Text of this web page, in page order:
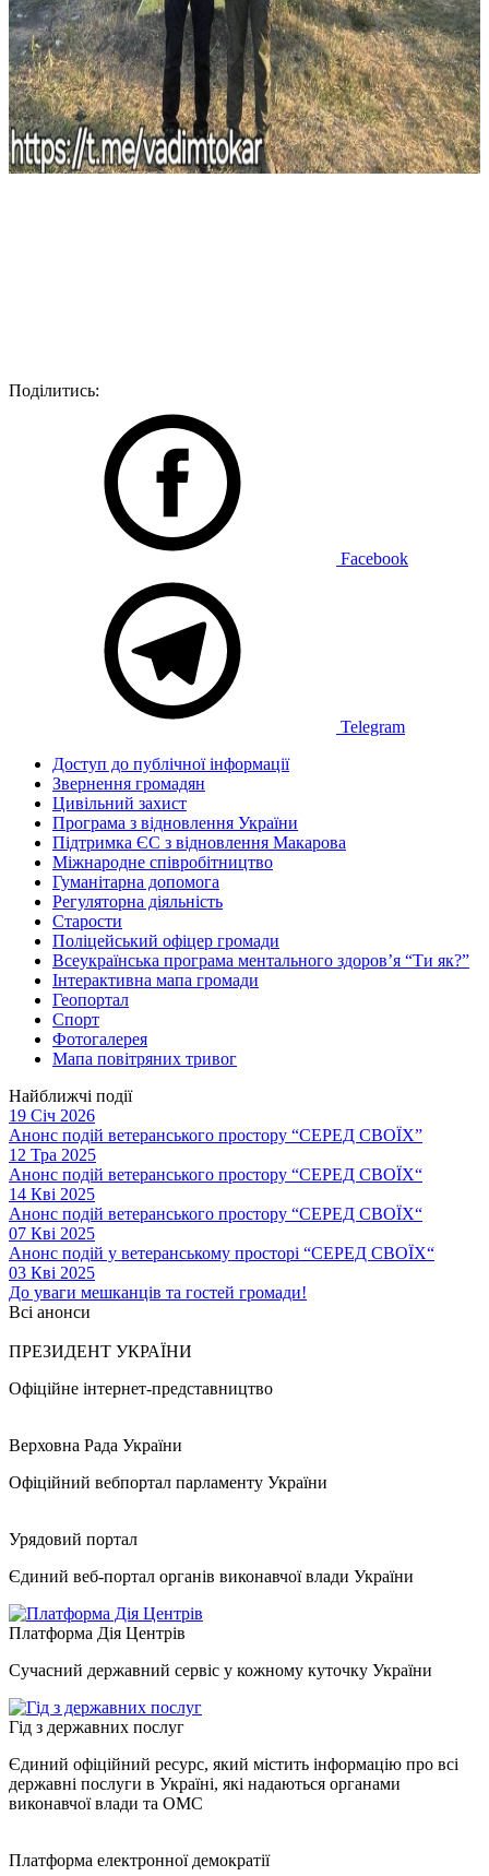
Поділитись:
Facebook
Telegram
Доступ до публічної інформації
Звернення громадян
Цивільний захист
Програма з відновлення України
Підтримка ЄС з відновлення Макарова
Міжнародне співробітництво
Гуманітарна допомога
Регуляторна діяльність
Старости
Поліцейський офіцер громади
Всеукраїнська програма ментального здоров’я “Ти як?”
Інтерактивна мапа громади
Геопортал
Спорт
Фотогалерея
Мапа повітряних тривог
Найближчі події
19 Січ 2026
Анонс подій ветеранського простору “СЕРЕД СВОЇХ”
12 Тра 2025
Анонс подій ветеранського простору “СЕРЕД СВОЇХ“
14 Кві 2025
Анонс подій ветеранського простору “СЕРЕД СВОЇХ“
07 Кві 2025
Анонс подій у ветеранському просторі “СЕРЕД СВОЇХ“
03 Кві 2025
До уваги мешканців та гостей громади!
Всі анонси
ПРЕЗИДЕНТ УКРАЇНИ
Офіційне інтернет-представництво
Верховна Рада України
Офіційний вебпортал парламенту України
Урядовий портал
Єдиний веб-портал органів виконавчої влади України
Платформа Дія Центрів
Сучасний державний сервіс у кожному куточку України
Гід з державних послуг
Єдиний офіційний ресурс, який містить інформацію про всі
державні послуги в Україні, які надаються органами
виконавчої влади та ОМС
Платформа електронної демократії